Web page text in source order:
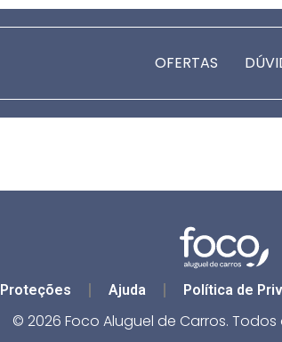
OFERTAS
Proteções Ajuda Política de
© 2026 Foco Aluguel de Carros.